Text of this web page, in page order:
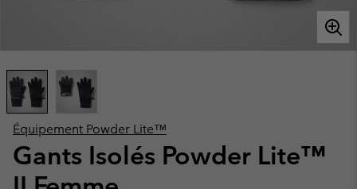
Équipement Powder Lite™
Gants Isolés Powder Lite™